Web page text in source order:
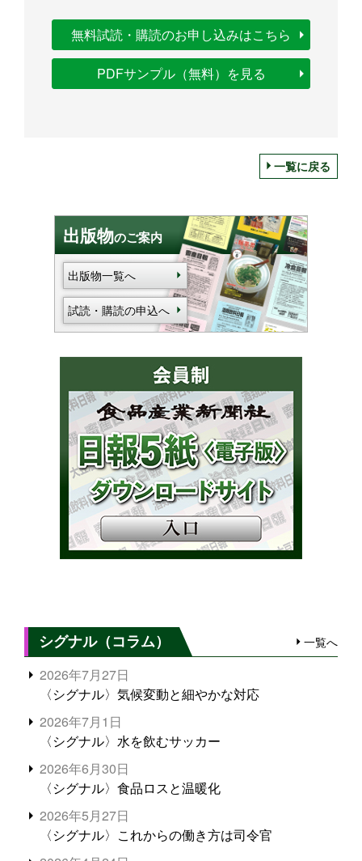
無料試読・購読のお申し込みはこちら
PDFサンプル（無料）を見る
一覧に戻る
出版物のご案内
出版物一覧へ
試読・購読の申込へ
シグナル（コラム） 一覧へ
2026年7月27日
〈シグナル〉気候変動と細やかな対応
2026年7月1日
〈シグナル〉水を飲むサッカー
2026年6月30日
〈シグナル〉食品ロスと温暖化
2026年5月27日
〈シグナル〉これからの働き方は司令官